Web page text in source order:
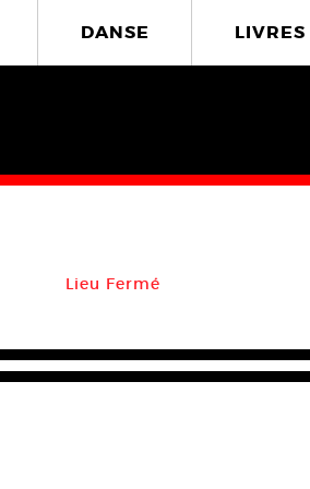
DANSE LIVRES
Lieu Fermé